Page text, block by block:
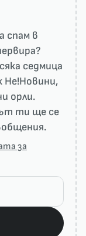
спам в
седмица
He!Новини,
орли.
ти ще се
за